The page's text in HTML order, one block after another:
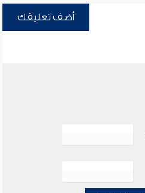
أضف تعليقك